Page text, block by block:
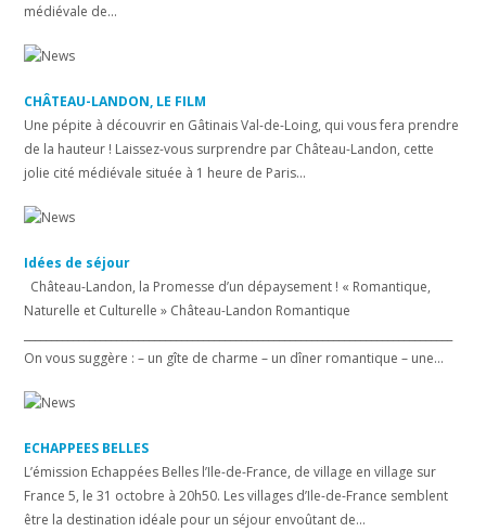
médiévale de...
CHÂTEAU-LANDON, LE FILM
Une pépite à découvrir en Gâtinais Val-de-Loing, qui vous fera prendre
de la hauteur ! Laissez-vous surprendre par Château-Landon, cette
jolie cité médiévale située à 1 heure de Paris...
Idées de séjour
Château-Landon, la Promesse d’un dépaysement ! « Romantique,
Naturelle et Culturelle » Château-Landon Romantique
On vous suggère : – un gîte de charme – un dîner romantique – une...
ECHAPPEES BELLES
L’émission Echappées Belles l’Ile-de-France, de village en village sur
France 5, le 31 octobre à 20h50. Les villages d’Ile-de-France semblent
être la destination idéale pour un séjour envoûtant de...